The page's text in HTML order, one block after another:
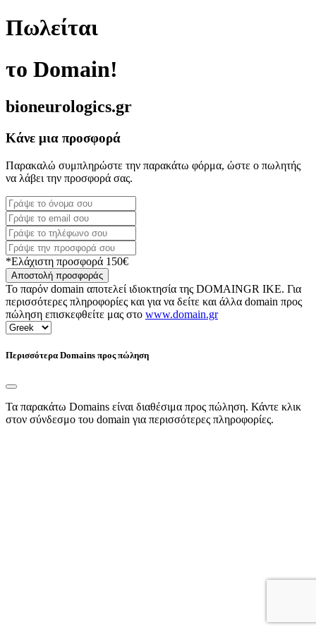
Πωλείται
το Domain!
bioneurologics.gr
Κάνε μια προσφορά
Παρακαλώ συμπληρώστε την παρακάτω φόρμα, ώστε ο πωλητής
να λάβει την προσφορά σας.
*Ελάχιστη προσφορά 150€
Αποστολή προσφοράς
Το παρόν domain αποτελεί ιδιοκτησία της DOMAINGR ΙΚΕ. Για
περισσότερες πληροφορίες και για να δείτε και άλλα domain προς
πώληση επισκεφθείτε μας στο www.domain.gr
Περισσότερα Domains προς πώληση
Τα παρακάτω Domains είναι διαθέσιμα προς πώληση. Κάντε κλικ
στον σύνδεσμο του domain για περισσότερες πληροφορίες.